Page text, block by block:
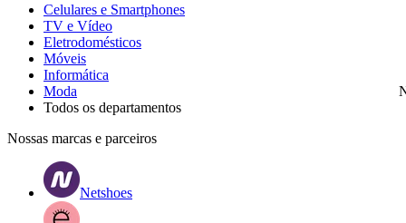
Celulares e Smartphones
TV e Vídeo
Eletrodomésticos
Móveis
Informática
Moda
Todos os departamentos
Nossas marcas e parceiros
Netshoes